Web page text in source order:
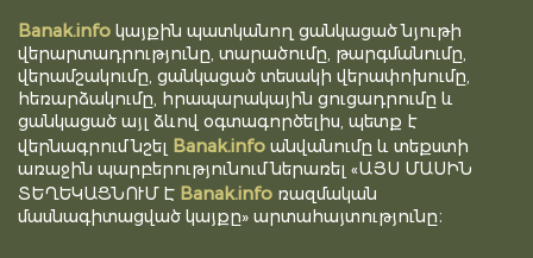
Banak.info կայքին պատկանող ցանկացած նյութի
վերարտադրությունը, տարածումը, թարգմանումը,
վերամշակումը, ցանկացած տեսակի վերափոխումը,
հեռարձակումը, հրապարակային ցուցադրումը և
ցանկացած այլ ձևով օգտագործելիս, պետք է
վերնագրում նշել Banak.info անվանումը և տեքստի
առաջին պարբերությունում ներառել «ԱՅՍ ՄԱՍԻՆ
ՏԵՂԵԿԱՑՆՈՒՄ Է Banak.info ռազմական
մասնագիտացված կայքը» արտահայտությունը։